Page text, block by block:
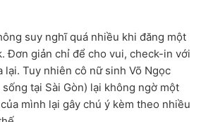
suy nghĩ quá nhiều khi đăng một
Đơn giản chỉ để cho vui, check-in với
lại. Tuy nhiên cô nữ sinh Võ Ngọc
sống tại Sài Gòn) lại không ngờ một
mình lại gây chú ý kèm theo nhiều